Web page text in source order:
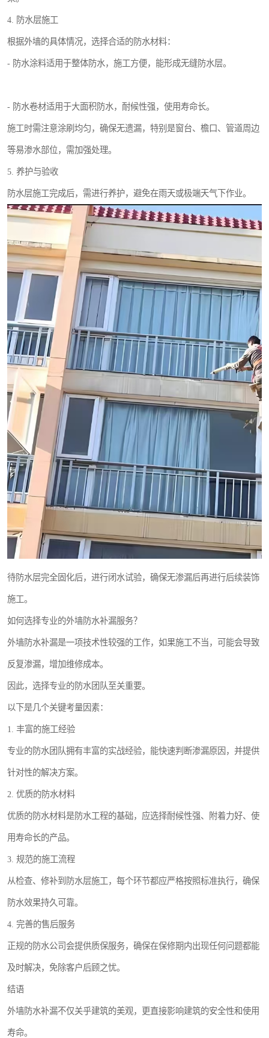
4. 防水层施工
根据外墙的具体情况，选择合适的防水材料：
- 防水涂料适用于整体防水，施工方便，能形成无缝防水层。
- 防水卷材适用于大面积防水，耐候性强，使用寿命长。
施工时需注意涂刷均匀，确保无遗漏，特别是窗台、檐口、管道周边
等易渗水部位，需加强处理。
5. 养护与验收
防水层施工完成后，需进行养护，避免在雨天或极端天气下作业。
待防水层完全固化后，进行闭水试验，确保无渗漏后再进行后续装饰
施工。
如何选择专业的外墙防水补漏服务？
外墙防水补漏是一项技术性较强的工作，如果施工不当，可能会导致
反复渗漏，增加维修成本。
因此，选择专业的防水团队至关重要。
以下是几个关键考量因素：
1. 丰富的施工经验
专业的防水团队拥有丰富的实战经验，能快速判断渗漏原因，并提供
针对性的解决方案。
2. 优质的防水材料
优质的防水材料是防水工程的基础，应选择耐候性强、附着力好、使
用寿命长的产品。
3. 规范的施工流程
从检查、修补到防水层施工，每个环节都应严格按照标准执行，确保
防水效果持久可靠。
4. 完善的售后服务
正规的防水公司会提供质保服务，确保在保修期内出现任何问题都能
及时解决，免除客户后顾之忧。
结语
外墙防水补漏不仅关乎建筑的美观，更直接影响建筑的安全性和使用
寿命。